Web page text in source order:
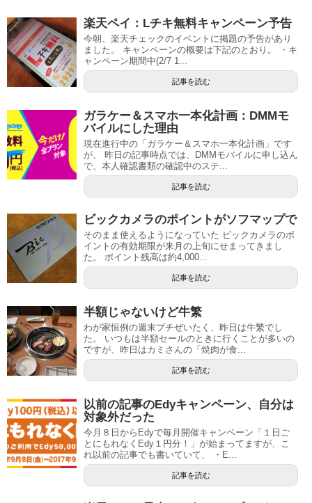
楽天ペイ：Lチキ無料キャンペーン予告
今朝、楽天チェックのイベントに掲題の予告があり
ました。 キャンペーンの概要は下記のとおり。 ・キ
ャンペーン期間中(2/7 1...
記事を読む
ガラケー＆スマホ一本化計画：DMMモ
バイルにした理由
現在進行中の「ガラケー＆スマホ一本化計画」です
が、 昨日の記事時点では、DMMモバイルに申し込ん
で、本人確認書類の確認中のステ...
記事を読む
ビックカメラのポイントがソフマップで
そのまま使えるようになっていた ビックカメラのポ
イントの有効期限が来月の上旬にせまってきまし
た。 ポイント残高は約4,000...
記事を読む
半額じゃないけど牛繁
わが家恒例の週末プチぜいたく、昨日は牛繁でし
た。 いつもは半額セールのときに行くことが多いの
ですが、昨日はカミさんの「焼肉が食...
記事を読む
以前の記事のEdyキャンペーン、自分は
対象外だった
今月８日からEdyで毎月開催キャンペーン「１日ご
とにもれなくEdy１円分！」が始まってますが、こ
れ以前の記事でも書いていて、 ・E...
記事を読む